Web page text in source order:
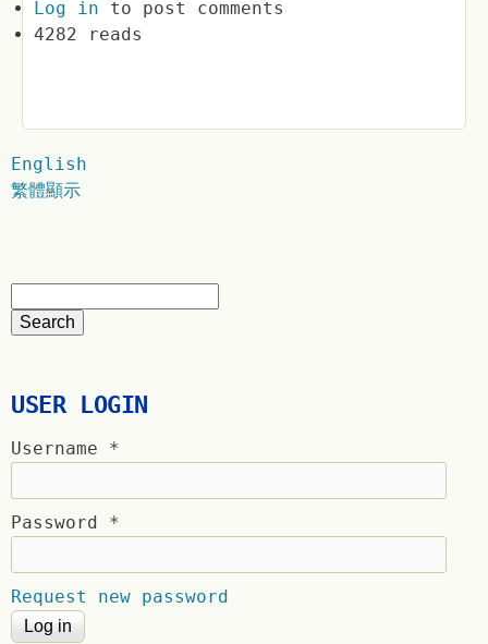
Log in to post comments
4282 reads
English
繁體顯示
USER LOGIN
Username *
Password *
Request new password